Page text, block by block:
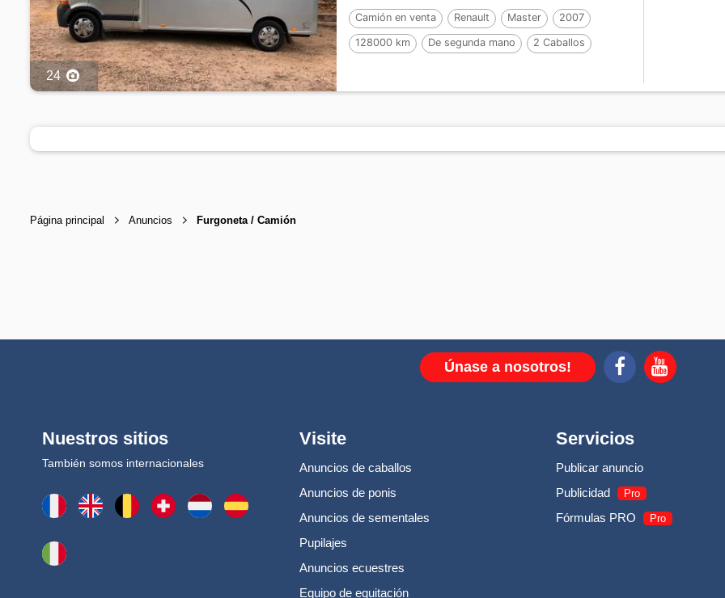
24
Camión en venta Renault Master 2007
128000 km De segunda mano 2 Caballos
Página principal Anuncios Furgoneta / Camión
Únase a nosotros!
Nuestros sitios
También somos internacionales
Visite
Anuncios de caballos
Anuncios de ponis
Anuncios de sementales
Pupilajes
Anuncios ecuestres
Equipo de equitación
Servicios
Publicar anuncio
Publicidad
Pro
Fórmulas PRO Pro